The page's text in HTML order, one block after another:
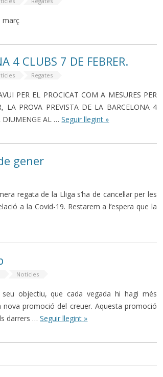
març
4 CLUBS 7 DE FEBRER.
Regates
PER EL PROCICAT COM A MESURES PER
LA PROVA PREVISTA DE LA BARCELONA 4
DIUMENGE AL …Seguir llegint »
gener
regata de la Lliga s’ha de cancel·lar per les
a la Covid-19. Restarem a l’espera que la
Notícies
objectiu, que cada vegada hi hagi més
promoció del creuer. Aquesta promoció
darrers …Seguir llegint »